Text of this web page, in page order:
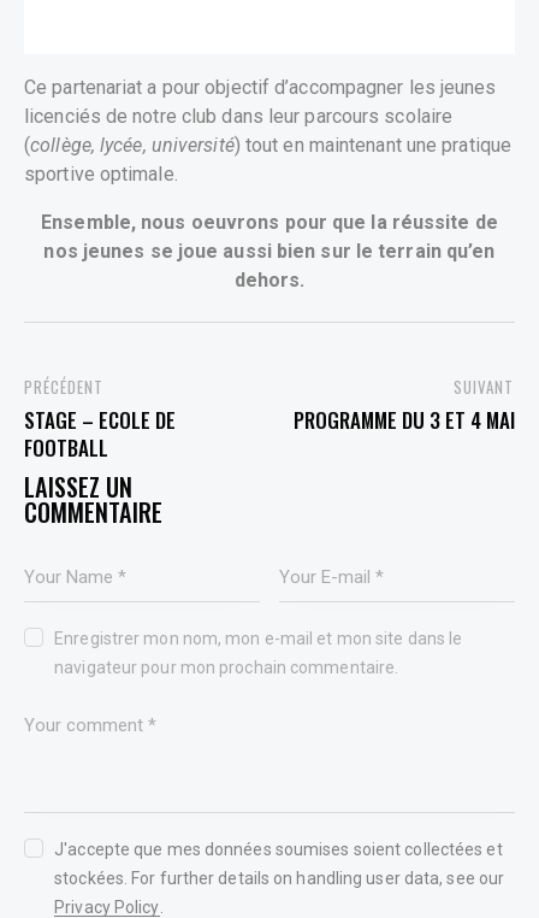
Ce partenariat a pour objectif d’accompagner les jeunes
licenciés de notre club dans leur parcours scolaire
(collège, lycée, université) tout en maintenant une pratique
sportive optimale.
Ensemble, nous oeuvrons pour que la réussite de
nos jeunes se joue aussi bien sur le terrain qu’en
dehors.
PREVIOUS
STAGE – ECOLE DE
FOOTBALL
NEXT
PROGRAMME DU 3 ET 4 MAI
LEAVE A COMMENT
Enregistrer mon nom, mon e-mail et mon site dans le
navigateur pour mon prochain commentaire.
J'accepte que mes données soumises soient collectées et
stockées. For further details on handling user data, see our
Privacy Policy